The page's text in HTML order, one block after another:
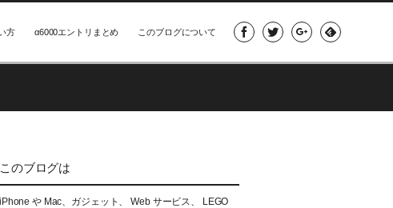
方 α6000エントリまとめ このブログについて
このブログは
iPhone や Mac、ガジェット、 Web サービス、 LEGO